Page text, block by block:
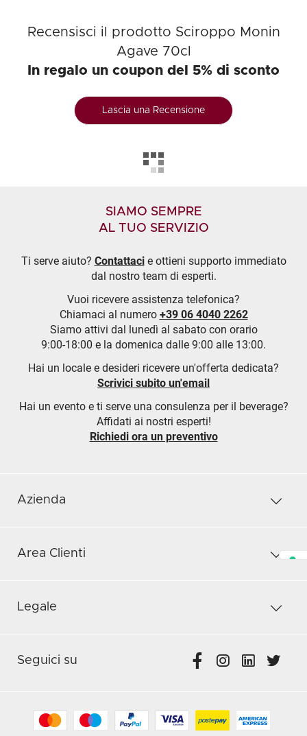
Recensisci il prodotto Sciroppo Monin
Agave 70cl
In regalo un coupon del 5% di sconto
Lascia una Recensione
SIAMO SEMPRE
AL TUO SERVIZIO
Ti serve aiuto? Contattacie ottieni supporto immediato
dal nostro team di esperti.
Vuoi ricevere assistenza telefonica?
Chiamaci al numero +39 06 4040 2262
Siamo attivi dal lunedì al sabato con orario
9:00-18:00 e la domenica dalle 9:00 alle 13:00.
Hai un locale e desideri ricevere un'offerta dedicata?
Scrivici subito un'email
Hai un evento e ti serve una consulenza per il beverage?
Affidati ai nostri esperti!
Richiedi ora un preventivo
Azienda
Area Clienti
Legale
Seguici su